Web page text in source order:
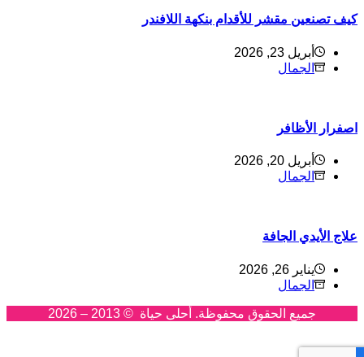
تصنعين مقشر للأقدام بنكهة اللافندر
أبريل 23, 2026
الجمال
الأظافر
أبريل 20, 2026
الجمال
الأيدي الجافة
يناير 26, 2026
الجمال
جميع الحقوق محفوظة. أحلى حياة © 2013 – 2026